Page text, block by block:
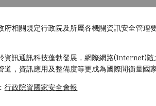
府相關規定行政院及所屬各機關資訊安全管理
資訊通訊科技蓬勃發展，網際網路(Internet)
道，資訊應用及整備度等更成為國際間衡量國
行政院資國家安全會報